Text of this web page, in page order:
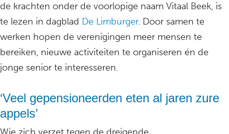
de krachten onder de voorlopige naam Vitaal Beek, is
te lezen in dagblad De Limburger. Door samen te
werken hopen de verenigingen meer mensen te
bereiken, nieuwe activiteiten te organiseren én de
jonge senior te interesseren.
‘Veel gepensioneerden eten al jaren zure
appels’